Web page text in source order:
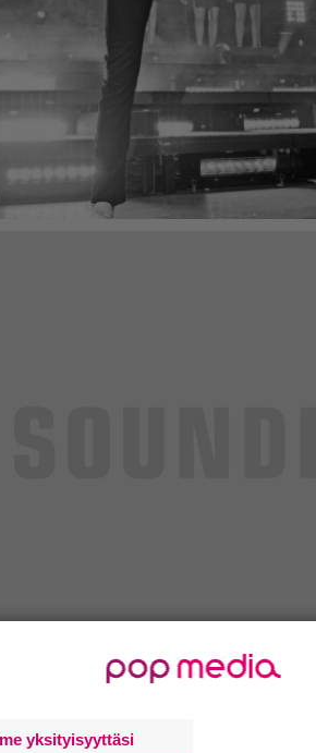
-elokuvan soundtrack oli
– mukana David
yksityisyyttäsi